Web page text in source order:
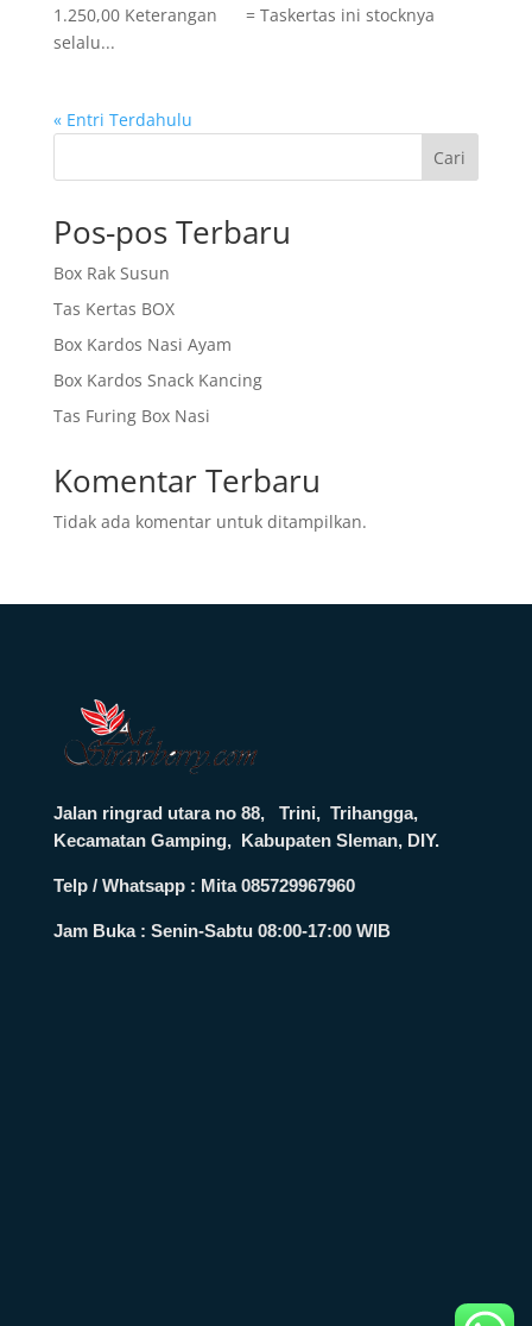
1.250,00 Keterangan = Taskertas ini stocknya
selalu...
« Entri Terdahulu
Cari
Pos-pos Terbaru
Box Rak Susun
Tas Kertas BOX
Box Kardos Nasi Ayam
Box Kardos Snack Kancing
Tas Furing Box Nasi
Komentar Terbaru
Tidak ada komentar untuk ditampilkan.
Jalan ringrad utara no 88, Trini, Trihangga,
Kecamatan Gamping, Kabupaten Sleman, DIY.
Telp / Whatsapp : Mita 085729967960
Jam Buka : Senin-Sabtu 08:00-17:00 WIB